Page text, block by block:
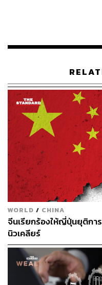
ไปสู่การเที่ยวแบบ ‘ทริปสั้
ข้อมูลระบุว่า เกือบ 50%
นิยมวางแผนและจองกิจก
18% จองล่วงหน้าเพียง
สะท้อนถึงการเปิดรับควา
และความนิยมในการจอ
“เทรนด์ที่เกิดขึ้นทำให้เรา
เดินทางไปต่างประเทศเป็
ขึ้นและเกิดขึ้นได้บ่อยครั้ง
ไป”
ดังนั้นโปรแกรมการเดินท
แต่เป็นทริปสั้นเพียง 4 วัน
ให้มีทริปสั้นๆ แบบนี้ตลอดทั้
ที่อาจจะตอบโจทย์วัฒนธ
การลางานยาว ๆ ครั้งเดีย
WORLD / CHINA
จีนเรียกร้องให้ญี่ปุ่นยุติก
นิวเคลียร์